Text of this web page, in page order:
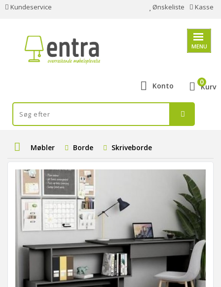
Kundeservice Ønskeliste Kasse
MENU
Konto Kurv
0
Møbler Borde Skriveborde